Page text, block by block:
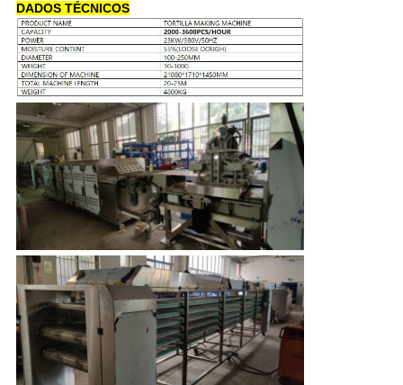
DADOS TÉCNICOS